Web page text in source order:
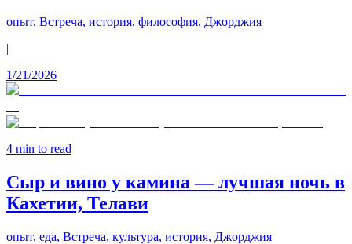
опыт, Встреча, история, философия, Джорджия
|
1/21/2026
4 min to read
Сыр и вино у камина — лучшая ночь в
Кахетии, Телави
опыт, еда, Встреча, культура, история, Джорджия